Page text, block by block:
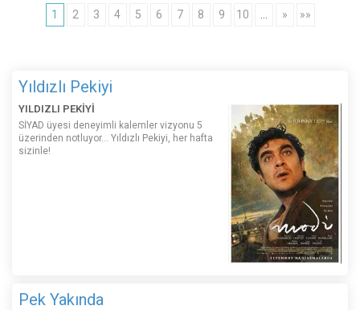
1 2 3 4 5 6 7 8 9 10 » »»
Yıldızlı Pekiyi
YILDIZLI PEKİYİ
SİYAD üyesi deneyimli kalemler vizyonu 5
üzerinden notluyor... Yıldızlı Pekiyi, her hafta
sizinle!
Pek Yakında